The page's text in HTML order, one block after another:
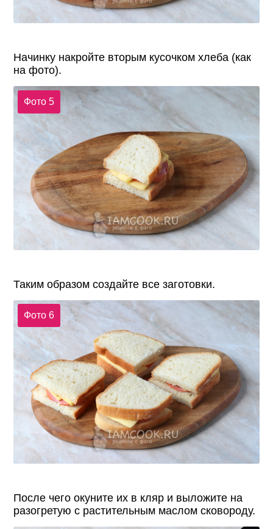
Начинку накройте вторым кусочком хлеба (как
на фото).
Фото 5
Таким образом создайте все заготовки.
Фото 6
После чего окуните их в кляр и выложите на
разогретую с растительным маслом сковороду.